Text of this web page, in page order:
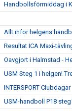
Handbollsförmiddag i
Allt inför helgens
Resultat ICA Maxi-
Oavgjort i Halmstad -
USM Steg 1 i helgen!
INTERSPORT Clubdagar
USM-handboll P18